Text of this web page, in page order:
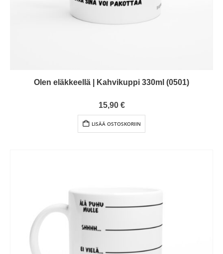
Olen eläkkeellä | Kahvikuppi 330ml (0501)
0out of 5
15,90 €
LISÄÄ OSTOSKORIIN